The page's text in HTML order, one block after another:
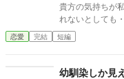
貴方の気持ちが
れないとしても・・・ それでも、私は貴方を想っ
り過ごす刻もそ
恋愛 完結 短編
幼馴染しか見